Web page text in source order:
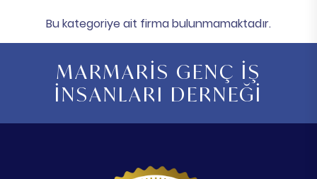
Bu kategoriye ait firma bulunmamaktadır.
MARMARİS GENÇ İŞ
İNSANLARI DERNEĞİ